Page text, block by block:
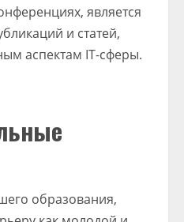
является
и статей,
аспектам IT-сферы.
образования,